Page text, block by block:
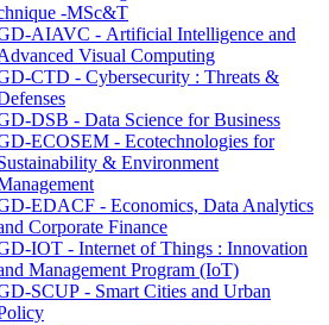
-MSc&T
AIAVC - Artificial Intelligence and
Visual Computing
CTD - Cybersecurity : Threats &
DSB - Data Science for Business
ECOSEM - Ecotechnologies for
& Environment
EDACF - Economics, Data Analytics
Corporate Finance
IOT - Internet of Things : Innovation
Management Program (IoT)
SCUP - Smart Cities and Urban